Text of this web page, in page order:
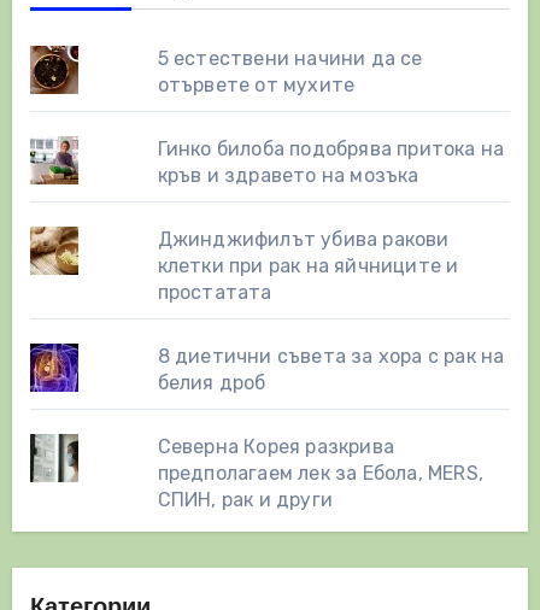
5 естествени начини да се
отървете от мухите
Гинко билоба подобрява притока на
кръв и здравето на мозъка
Джинджифилът убива ракови
клетки при рак на яйчниците и
простатата
8 диетични съвета за хора с рак на
белия дроб
Северна Корея разкрива
предполагаем лек за Ебола, MERS,
СПИН, рак и други